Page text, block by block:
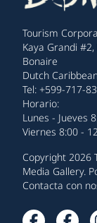
Tourism
Kaya Grandi #2,
Bonaire
Dutch
Tel: +599-717-
Horario:
Lunes - Jueves
Viernes 8:00 -
Copyright 2026
Media Gallery.
Contacta con